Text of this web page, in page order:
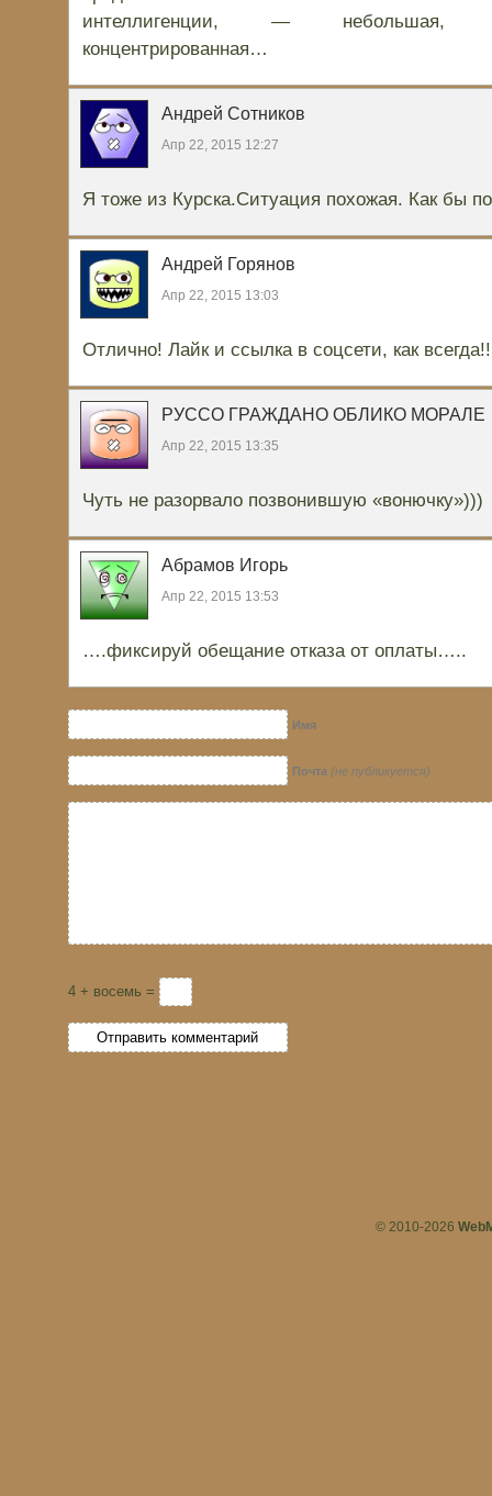
интеллигенции, — небольшая,
концентрированная…
Андрей Сотников
Апр 22, 2015 12:27
Я тоже из Курска.Ситуация похожая. Как бы
Андрей Горянов
Апр 22, 2015 13:03
Отлично! Лайк и ссылка в соцсети, как
РУССО ГРАЖДАНО ОБЛИКО МОРАЛЕ
Апр 22, 2015 13:35
Чуть не разорвало позвонившую «вонючку»)))
Абрамов Игорь
Апр 22, 2015 13:53
….фиксируй обещание отказа от оплаты…..
Имя
Почта (не публикуется)
4 + восемь =
© 2010-2026